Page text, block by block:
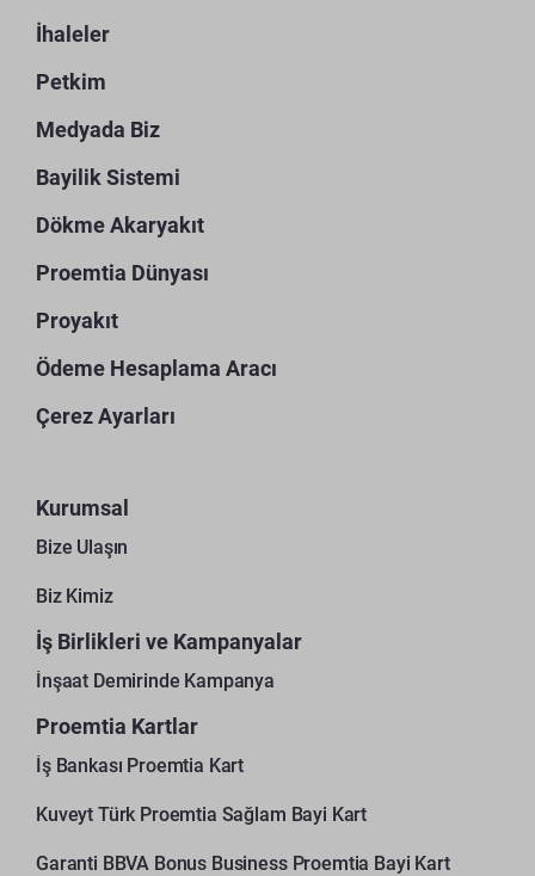
İhaleler
Petkim
Medyada Biz
Bayilik Sistemi
Dökme Akaryakıt
Proemtia Dünyası
Proyakıt
Ödeme Hesaplama Aracı
Çerez Ayarları
Kurumsal
Bize Ulaşın
Biz Kimiz
İş Birlikleri ve Kampanyalar
İnşaat Demirinde Kampanya
Proemtia Kartlar
İş Bankası Proemtia Kart
Kuveyt Türk Proemtia Sağlam Bayi Kart
Garanti BBVA Bonus Business Proemtia Bayi Kart